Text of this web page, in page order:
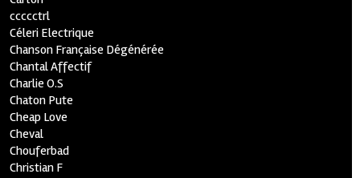
ccccctrl
Céleri Electrique
Chanson Française Dégénérée
Chantal Affectif
Charlie O.S
Chaton Pute
Cheap Love
Cheval
Chouferbad
Christian F